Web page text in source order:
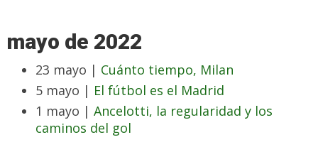
mayo de 2022
23 mayo | Cuánto tiempo, Milan
5 mayo | El fútbol es el Madrid
1 mayo | Ancelotti, la regularidad y los
caminos del gol